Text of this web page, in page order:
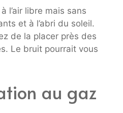
l’air libre mais sans
et à l’abri du soleil.
de la placer près des
Le bruit pourrait vous
au gaz